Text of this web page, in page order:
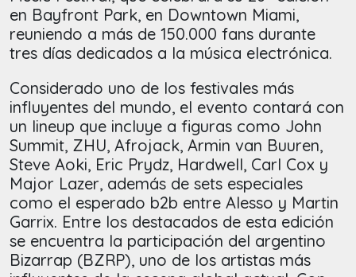
en Bayfront Park, en Downtown Miami,
reuniendo a más de 150.000 fans durante
tres días dedicados a la música electrónica.
Considerado uno de los festivales más
influyentes del mundo, el evento contará con
un lineup que incluye a figuras como John
Summit, ZHU, Afrojack, Armin van Buuren,
Steve Aoki, Eric Prydz, Hardwell, Carl Cox y
Major Lazer, además de sets especiales
como el esperado b2b entre Alesso y Martin
Garrix. Entre los destacados de esta edición
se encuentra la participación del argentino
Bizarrap (BZRP), uno de los artistas más